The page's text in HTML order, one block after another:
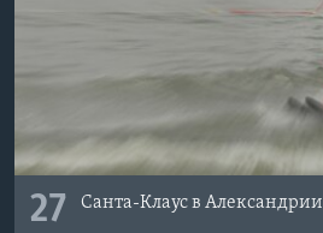
27 Санта-Клаус в Александрии